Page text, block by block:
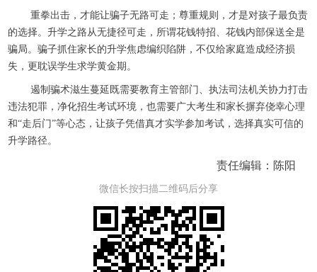
重拳出击，才能让骗子无路可走；尊重规则，才是对孩子最负责
的选择。升学之路从无捷径可走，所谓花钱特招、花钱内部保送全是
骗局。骗子抓住家长的升学焦虑编织陷阱，不仅给家庭造成经济损
失，更耽误学生求学黄金期。
遏制骗术滋生蔓延既需要教育主管部门、执法司法机关协力打击
违法犯罪，净化招生考试环境，也需要广大考生和家长摒弃侥幸心理
和“走后门”等心态，让孩子凭借真才实学参加考试，选择真实可信的
升学路径。
责任编辑：陈阳
微信长按扫描二维码后分享